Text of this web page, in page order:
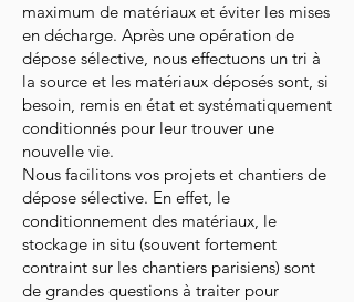
maximum de matériaux et éviter les mises
en décharge. Après une opération de
dépose sélective, nous effectuons un tri à
la source et les matériaux déposés sont, si
besoin, remis en état et systématiquement
conditionnés pour leur trouver une
nouvelle vie.
Nous facilitons vos projets et chantiers de
dépose sélective. En effet, le
conditionnement des matériaux, le
stockage in situ (souvent fortement
contraint sur les chantiers parisiens) sont
de grandes questions à traiter pour